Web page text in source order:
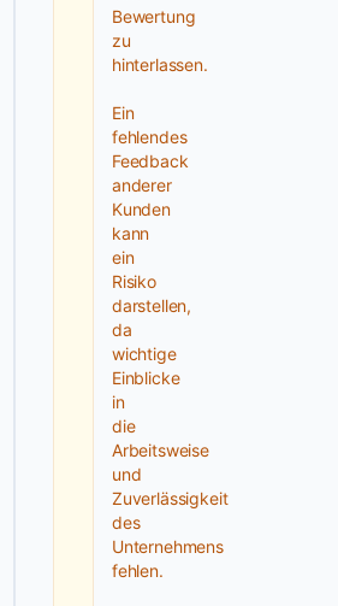
Insbesondere
Bereich
Marketing
Agentur
Bewertung
zu
hinterlassen.
Ein
fehlendes
Feedback
anderer
Kunden
kann
ein
Risiko
darstellen,
da
wichtige
Einblicke
in
die
Arbeitsweise
und
Zuverlässigkeit
des
Unternehmens
fehlen.